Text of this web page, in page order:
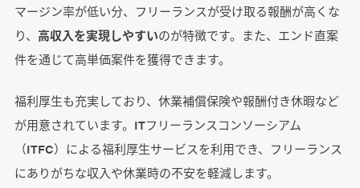
マージン率が低い分、フリーランスが受け取る報酬が高くな
り、 高収入を実現しやすいのが特徴です。また、エンド直案
件を通じて高単価案件を獲得できます。
福利厚生も充実しており、休業補償保険や報酬付き休暇など
が用意されています。ITフリーランスコンソーシアム
（ITFC）による福利厚生サービスを利用でき、フリーランス
にありがちな収入や休業時の不安を軽減します。